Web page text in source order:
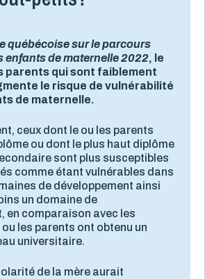
québécoise sur le parcours
enfants de maternelle 2022, le
parents qui sont faiblement
le risque de vulnérabilité
de maternelle.
ceux dont le ou les parents
ou dont le plus haut diplôme
sont plus susceptibles
comme étant vulnérables dans
de développement ainsi
un domaine de
en comparaison avec les
les parents ont obtenu un
universitaire.
de la mère aurait